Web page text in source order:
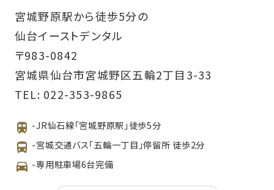
宮城野原駅から徒歩5分の
仙台イーストデンタル
〒983-0842
宮城県仙台市宮城野区五輪2丁目3-33
TEL: 022-353-9865
-JR仙石線「宮城野原駅」徒歩5分
-宮城交通バス「五輪一丁目」停留所 徒歩2分
-専用駐車場6台完備